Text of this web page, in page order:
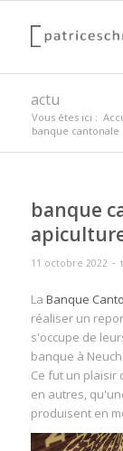
actu
Vous êtes ici :
banque
banque
11 octobre 2022 -
La Banque
réaliser un
s'occupe de
banque à
Ce fut un plaisir
en autres,
produisent en